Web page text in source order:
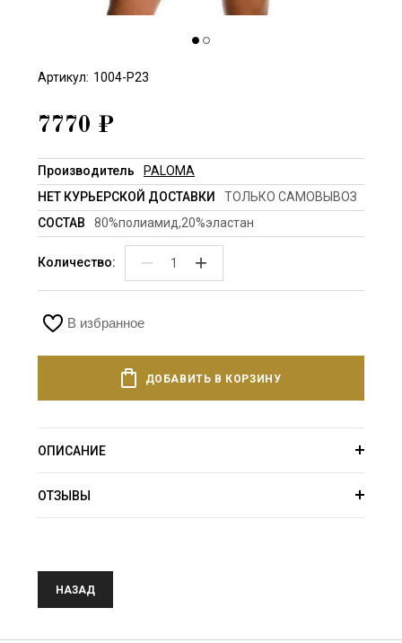
Артикул: 1004-P23
7770 ₽
Производитель
PALOMA
НЕТ КУРЬЕРСКОЙ ДОСТАВКИ
ТОЛЬКО САМОВЫВОЗ
СОСТАВ
80%полиамид,20%эластан
Количество: − +
В избранное
ДОБАВИТЬ В КОРЗИНУ
ОПИСАНИЕ
ОТЗЫВЫ
НАЗАД